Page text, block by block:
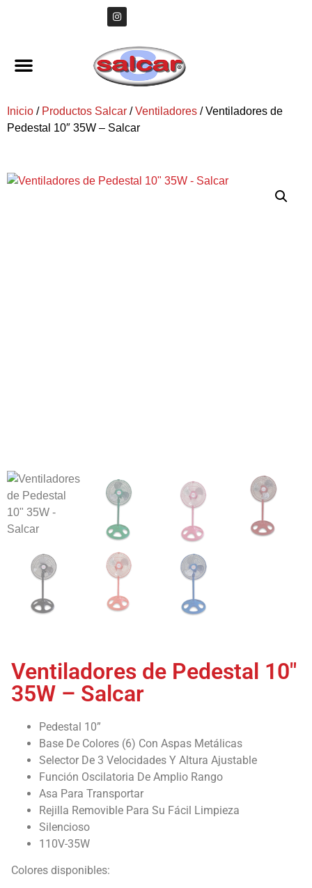
Inicio / Productos Salcar /Ventiladores / Ventiladores de
Pedestal 10″ 35W – Salcar
Ventiladores de Pedestal 10″
35W – Salcar
Pedestal 10”
Base De Colores (6) Con Aspas Metálicas
Selector De 3 Velocidades Y Altura Ajustable
Función Oscilatoria De Amplio Rango
Asa Para Transportar
Rejilla Removible Para Su Fácil Limpieza
Silencioso
110V-35W
Colores disponibles: